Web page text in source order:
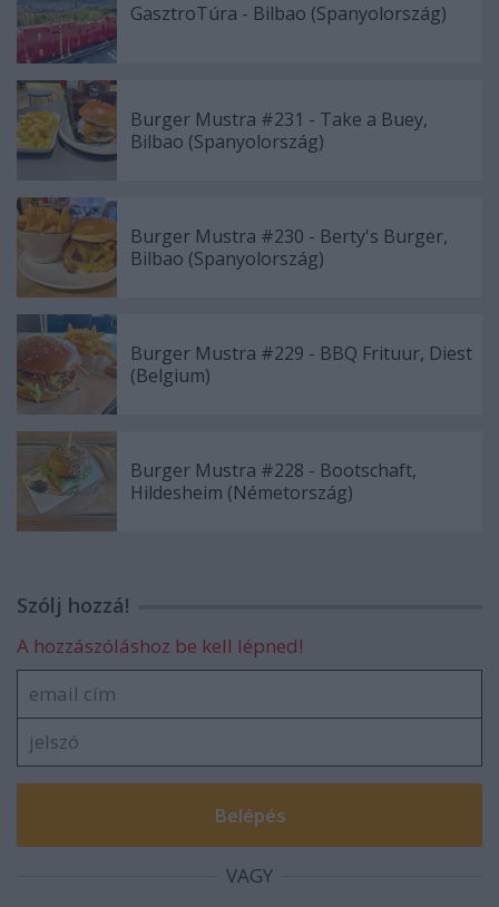
GasztroTúra - Bilbao (Spanyolország)
Burger Mustra #231 - Take a Buey,
Bilbao (Spanyolország)
Burger Mustra #230 - Berty's Burger,
Bilbao (Spanyolország)
Burger Mustra #229 - BBQ Frituur, Diest
(Belgium)
Burger Mustra #228 - Bootschaft,
Hildesheim (Németország)
Szólj hozzá!
A hozzászóláshoz be kell lépned!
VAGY